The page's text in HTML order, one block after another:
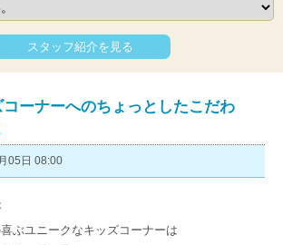
スタッフ紹介を見る
コーナーへのちょっとしたこだわ
05日 08:00
喜ぶユニークなキッズコーナーは